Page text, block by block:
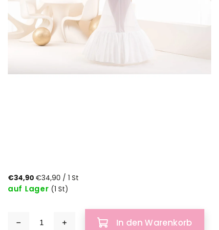
€34,90 €34,90 / 1 St
auf Lager (1 St)
In den Warenkorb